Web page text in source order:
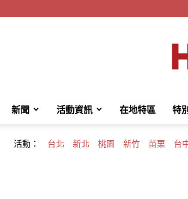
新聞 活動資訊 在地特區 特
活動： 台北 新北 桃園 新竹 苗栗 台